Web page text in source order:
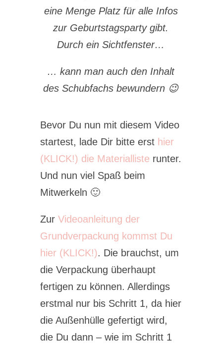
eine Menge Platz für alle Infos
zur Geburtstagsparty gibt.
Durch ein Sichtfenster…
… kann man auch den Inhalt
des Schubfachs bewundern 😉
Bevor Du nun mit diesem Video
startest, lade Dir bitte erst hier
(KLICK!) die Materialliste runter.
Und nun viel Spaß beim
Mitwerkeln 🙂
Zur Videoanleitung der
Grundverpackung kommst Du
hier (KLICK!). Die brauchst, um
die Verpackung überhaupt
fertigen zu können. Allerdings
erstmal nur bis Schritt 1, da hier
die Außenhülle gefertigt wird,
die Du dann – wie im Schritt 1